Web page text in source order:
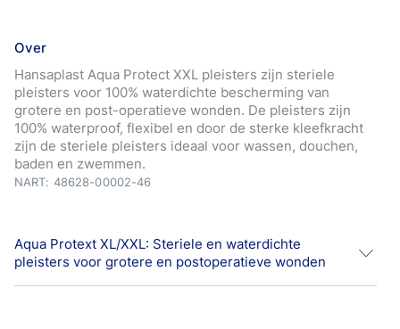
Over
Hansaplast Aqua Protect XXL pleisters zijn steriele
pleisters voor 100% waterdichte bescherming van
grotere en post-operatieve wonden. De pleisters zijn
100% waterproof, flexibel en door de sterke kleefkracht
zijn de steriele pleisters ideaal voor wassen, douchen,
baden en zwemmen.
NART: 48628-00002-46
Aqua Protext XL/XXL: Steriele en waterdichte
pleisters voor grotere en postoperatieve wonden